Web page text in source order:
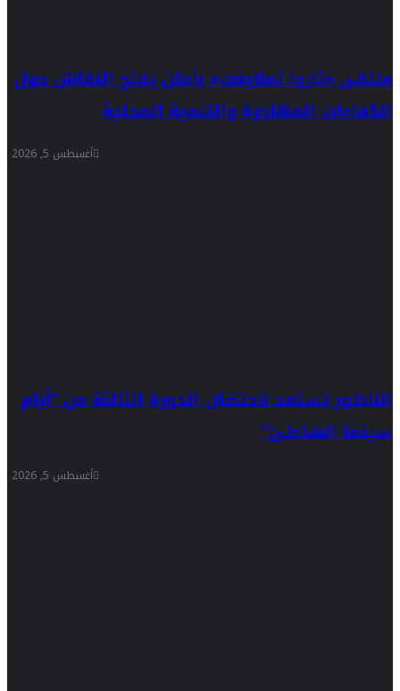
ملتقى «تاروا تمازيغت» بأملن يفتح النقاش حول
الكفاءات المهاجرة والتنمية المحلية
أغسطس 5, 2026
الناظور تستعد لاحتضان الدورة الثالثة من “أيام
سينما الشاطئ”
أغسطس 5, 2026